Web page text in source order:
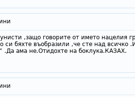
,защо говорите от името нацелия
си бяхте въобразили ,че сте над всичко
.Да ама не.Отидохте на боклука.КАЗАХ.